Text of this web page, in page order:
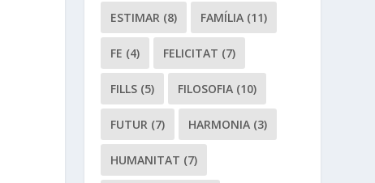
ESTIMAR (8) FAMÍLIA (11)
FE (4) FELICITAT (7)
FILLS (5) FILOSOFIA (10)
FUTUR (7) HARMONIA (3)
HUMANITAT (7)